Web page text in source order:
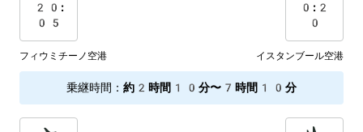
20:
05
0:2
0
フィウミチーノ空港 イスタンブール空港
乗継時間 ： 約2時間10分〜7時間10分